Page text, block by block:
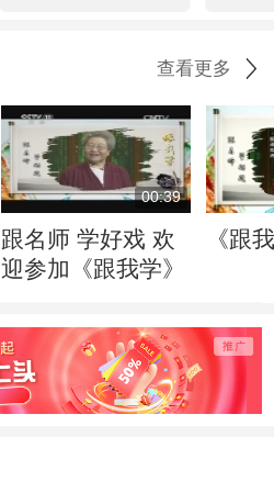
查看更多
00:39
跟名师 学好戏 欢
迎参加《跟我学》
《跟